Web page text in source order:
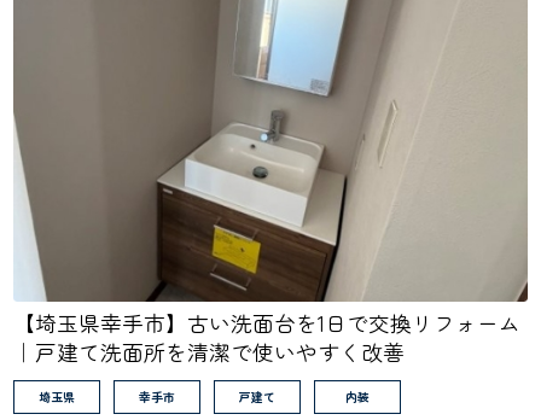
【埼玉県幸手市】古い洗面台を1日で交換リフォーム
｜戸建て洗面所を清潔で使いやすく改善
埼玉県 幸手市 戸建て 内装